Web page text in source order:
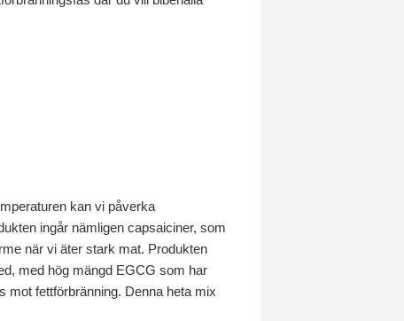
kan vi påverka
ingår nämligen capsaiciner, som
när vi äter stark mat. Produkten
med hög mängd EGCG som har
mot fettförbränning. Denna heta mix